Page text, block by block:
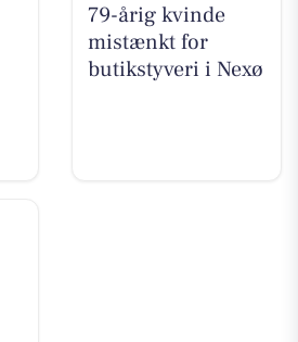
79-årig kvinde
mistænkt for
butikstyveri i Nexø